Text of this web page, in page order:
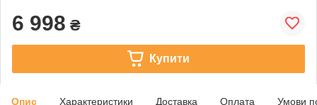
6 998 ₴
Купити
Опис Характеристики Доставка Оплата Умови